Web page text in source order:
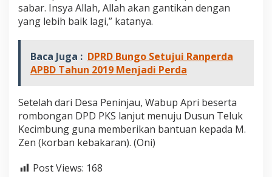
sabar. Insya Allah, Allah akan gantikan dengan
yang lebih baik lagi,” katanya.
Baca Juga : DPRD Bungo Setujui Ranperda
APBD Tahun 2019 Menjadi Perda
Setelah dari Desa Peninjau, Wabup Apri beserta
rombongan DPD PKS lanjut menuju Dusun Teluk
Kecimbung guna memberikan bantuan kepada M.
Zen (korban kebakaran). (Oni)
Post Views: 168